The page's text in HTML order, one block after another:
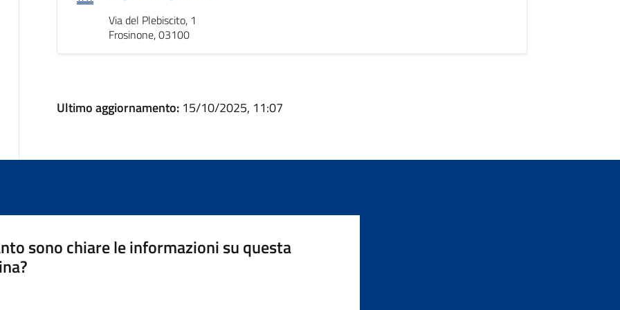
Via del Plebiscito, 1
Frosinone, 03100
Ultimo aggiornamento: 15/10/2025, 11:07
sono chiare le informazioni su questa